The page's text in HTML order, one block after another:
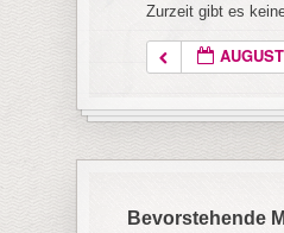
Zurzeit gibt es
Bevorstehende